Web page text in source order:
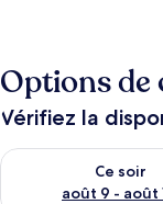
Options de
Vérifiez la
Ce soir
août 9 - août
Vérifier la